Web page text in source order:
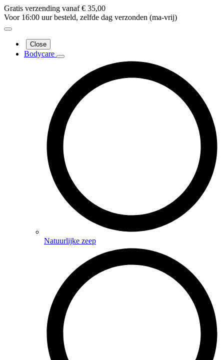
Gratis verzending vanaf € 35,00
Voor 16:00 uur besteld, zelfde dag verzonden (ma-vrij)
Close
Bodycare
Natuurlijke zeep